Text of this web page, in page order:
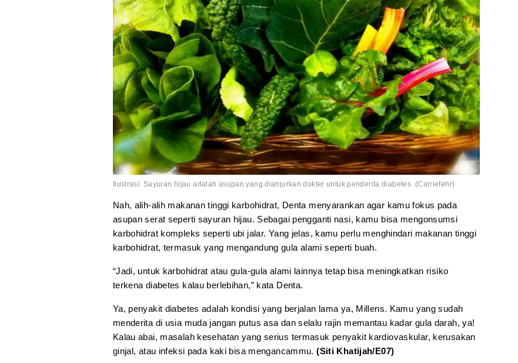
Ilustrasi: Sayuran hijau adalah asupan yang dianjurkan dokter untuk penderita diabetes. (Carriefehr)
Nah, alih-alih makanan tinggi karbohidrat, Denta menyarankan agar kamu fokus pada
asupan serat seperti sayuran hijau. Sebagai pengganti nasi, kamu bisa mengonsumsi
karbohidrat kompleks seperti ubi jalar. Yang jelas, kamu perlu menghindari makanan tinggi
karbohidrat, termasuk yang mengandung gula alami seperti buah.
“Jadi, untuk karbohidrat atau gula-gula alami lainnya tetap bisa meningkatkan risiko
terkena diabetes kalau berlebihan,” kata Denta.
Ya, penyakit diabetes adalah kondisi yang berjalan lama ya, Millens. Kamu yang sudah
menderita di usia muda jangan putus asa dan selalu rajin memantau kadar gula darah, ya!
Kalau abai, masalah kesehatan yang serius termasuk penyakit kardiovaskular, kerusakan
ginjal, atau infeksi pada kaki bisa mengancammu.(Siti Khatijah/E07)